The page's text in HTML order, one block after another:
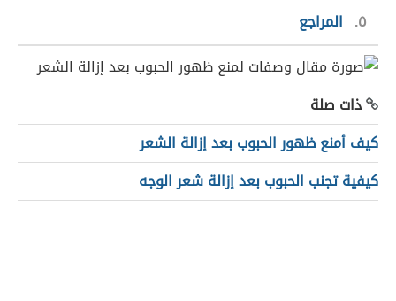
٥
المراجع
ذات صلة
كيف أمنع ظهور الحبوب بعد إزالة الشعر
كيفية تجنب الحبوب بعد إزالة شعر الوجه